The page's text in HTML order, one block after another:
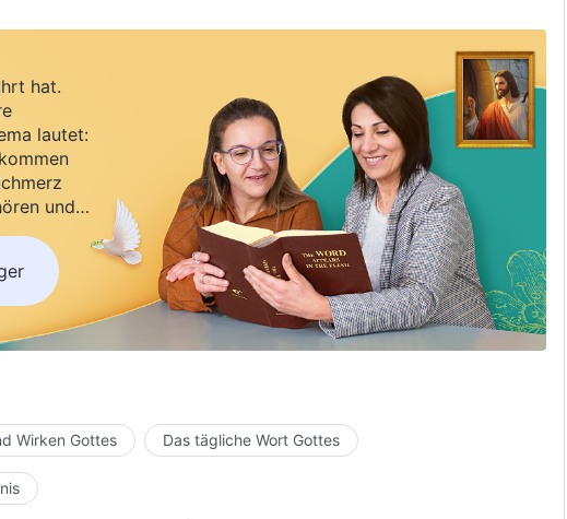
hat.
lautet:
und
Wirken Gottes Das tägliche Wort Gottes